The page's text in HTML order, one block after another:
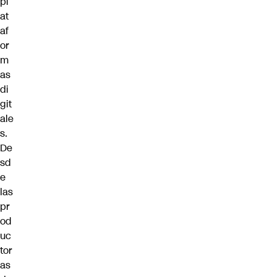
at
af
or
m
as
di
git
ale
s.
De
sd
e
las
pr
od
uc
tor
as